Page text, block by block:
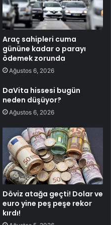
Araç sahipleri cuma
gününe kadar o parayı
ödemek zorunda
Ağustos 6, 2026
DaVita hissesi bugün
neden düşüyor?
Ağustos 6, 2026
Döviz atağa geçti! Dolar ve
euro yine peş peşe rekor
kırdı!